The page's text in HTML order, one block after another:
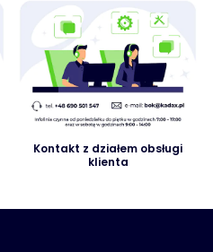
Kontakt z działem obsługi
klienta